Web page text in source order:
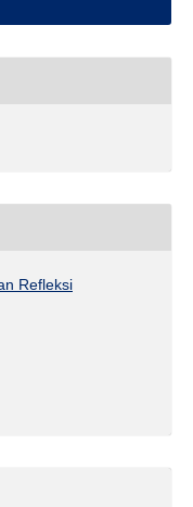
Refleksi